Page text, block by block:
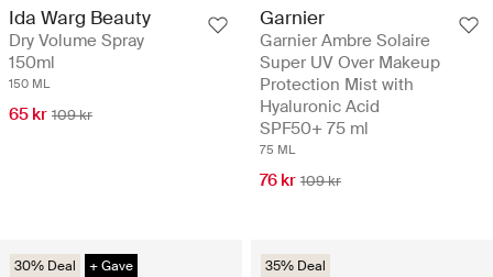
Ida Warg Beauty
Dry Volume Spray
150ml
150 ML
65 kr 109 kr
Garnier
Garnier Ambre Solaire
Super UV Over Makeup
Protection Mist with
Hyaluronic Acid
SPF50+ 75 ml
75 ML
76 kr 109 kr
30% Deal + Gave 35% Deal